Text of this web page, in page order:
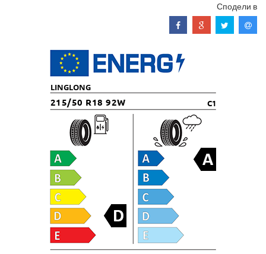
Сподели в
LINGLONG
215/50 R18 92W C1